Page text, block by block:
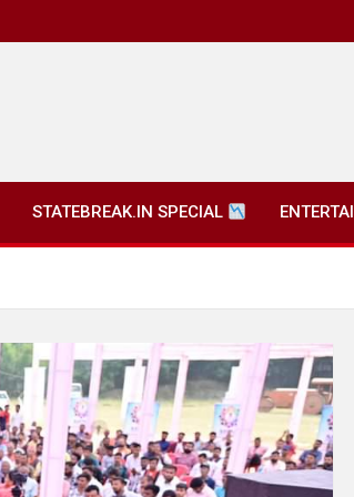
STATEBREAK.IN SPECIAL